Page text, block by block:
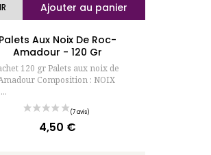
Ajouter au panier
Palets Aux Noix De Roc-
Amadour - 120 Gr
120 gr Palets aux noix de
Composition : NOIX
Prix
4,50 €